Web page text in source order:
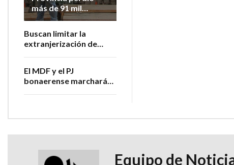
más de 91 mil
empleos
2023
Buscan limitar la
extranjerización de
El MDF y el PJ
bonaerense marcharán
Equipo de